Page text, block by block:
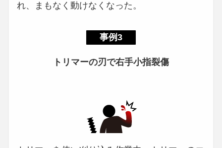
れ、まもなく動けなくなった。
事例3
トリマーの刃で右手小指裂傷